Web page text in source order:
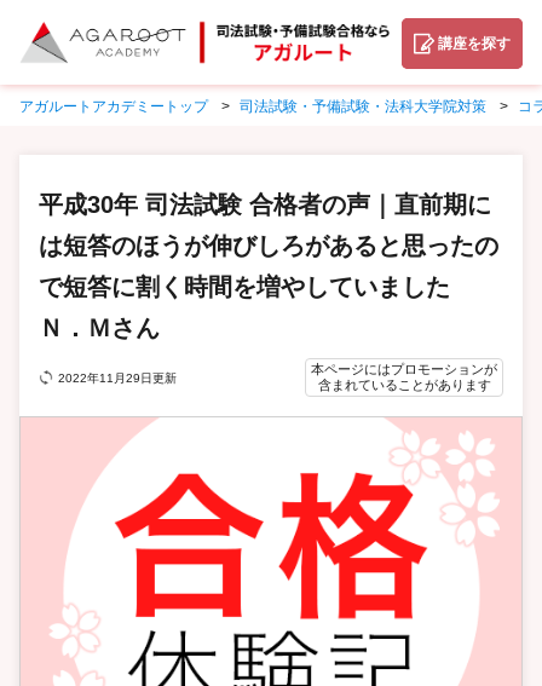
講座を探す
アガルートアカデミートップ 司法試験・予備試験・法科大学院対策 コ
平成30年 司法試験 合格者の声｜直前期に
は短答のほうが伸びしろがあると思ったの
で短答に割く時間を増やしていました
Ｎ．Ｍさん
2022年11月29日更新
本ページにはプロモーションが
含まれていることがあります